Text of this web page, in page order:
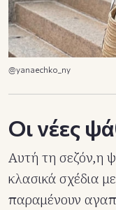
@yanaechko_ny
Οι νέες
Αυτή τη σεζόν,η
κλασικά σχέδια
παραμένουν